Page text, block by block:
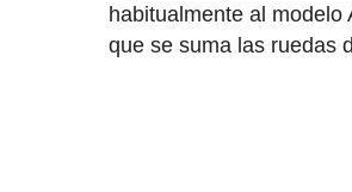
habitualmente al
que se suma las ruedas